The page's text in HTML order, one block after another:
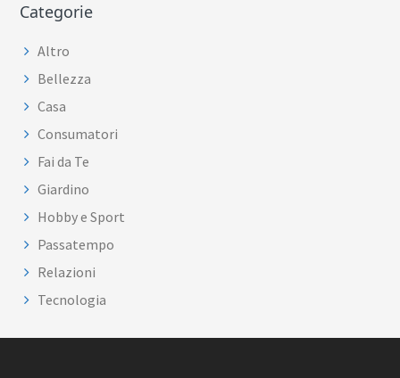
Categorie
Altro
Bellezza
Casa
Consumatori
Fai da Te
Giardino
Hobby e Sport
Passatempo
Relazioni
Tecnologia